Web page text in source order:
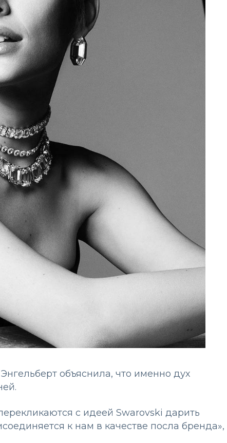
объяснила, что именно дух
с идеей Swarovski дарить
к нам в качестве посла бренда»,